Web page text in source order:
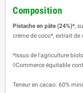
Composition
Pistache en pâte (24%)*,
crème de coco*, extrait de
*Issus de l'agriculture
◊Commerce équitable
Teneur en cacao: 60%